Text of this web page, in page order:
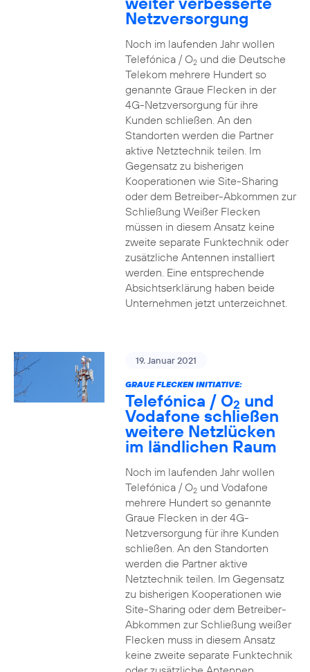
Netzversorgung
Noch im laufenden Jahr wollen
Telefónica / O2und die Deutsche
Telekom mehrere Hundert so
genannte Graue Flecken in der
4G-Netzversorgung für ihre
Kunden schließen. An den
Standorten werden die Partner
aktive Netztechnik teilen. Im
Gegensatz zu bisherigen
Kooperationen wie Site-Sharing
oder dem Betreiber-Abkommen zur
Schließung Weißer Flecken
müssen in diesem Ansatz keine
zweite separate Funktechnik oder
zusätzliche Antennen installiert
werden. Eine entsprechende
Absichtserklärung haben beide
Unternehmen jetzt unterzeichnet.
19. Januar 2021
GRAUE FLECKEN INITIATIVE:
Telefónica / O2 und
Vodafone schließen
weitere Netzlücken
im ländlichen Raum
Noch im laufenden Jahr wollen
Telefónica / O2und Vodafone
mehrere Hundert so genannte
Graue Flecken in der 4G-
Netzversorgung für ihre Kunden
schließen. An den Standorten
werden die Partner aktive
Netztechnik teilen. Im Gegensatz
zu bisherigen Kooperationen wie
Site-Sharing oder dem Betreiber-
Abkommen zur Schließung weißer
Flecken muss in diesem Ansatz
keine zweite separate Funktechnik